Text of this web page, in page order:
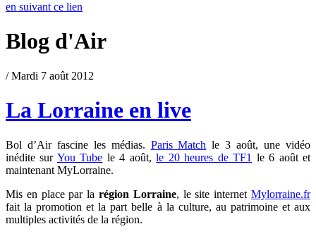
en suivant ce lien
Blog d'Air
/ Mardi 7 août 2012
La Lorraine en live
Bol d’Air fascine les médias. Paris Match le 3 août, une vidéo
inédite sur You Tube le 4 août,le 20 heures de TF1 le 6 août et
maintenant MyLorraine.
Mis en place par la région Lorraine, le site internetMylorraine.fr
fait la promotion et la part belle à la culture, au patrimoine et aux
multiples activités de la région.